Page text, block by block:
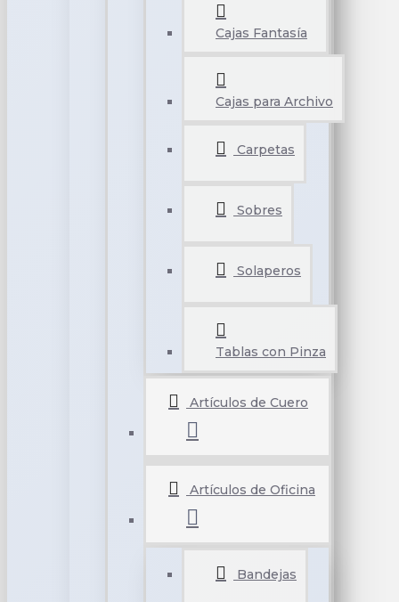
Cajas Fantasía
Cajas para Archivo
Carpetas
Sobres
Solaperos
Tablas con Pinza
Artículos de Cuero
Artículos de Oficina
Bandejas